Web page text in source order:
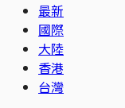
最新
國際
大陸
香港
台灣